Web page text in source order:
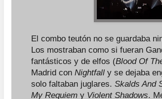
El combo teutón no se guardaba
Los mostraban como si fueran
fantásticos y de elfos (Blood Of
Madrid con Nightfall y se dejaba
solo faltaban juglares. Skalds And
My Requiem y Violent Shadows.